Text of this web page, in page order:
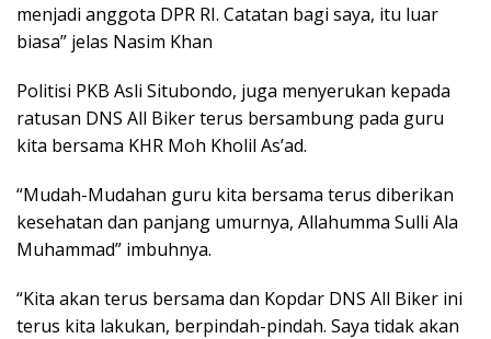
menjadi anggota DPR RI. Catatan bagi saya, itu luar
biasa” jelas Nasim Khan
Politisi PKB Asli Situbondo, juga menyerukan kepada
ratusan DNS All Biker terus bersambung pada guru
kita bersama KHR Moh Kholil As’ad.
“Mudah-Mudahan guru kita bersama terus diberikan
kesehatan dan panjang umurnya, Allahumma Sulli Ala
Muhammad” imbuhnya.
“Kita akan terus bersama dan Kopdar DNS All Biker ini
terus kita lakukan, berpindah-pindah. Saya tidak akan